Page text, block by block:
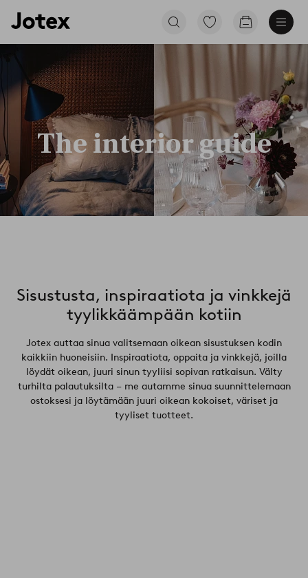
Jotex-
logo
–
aloitussivulle
Siirry
Siirry
The interior guide
Sisustusta, inspiraatiota ja vinkkejä
tyylikkäämpään kotiin
Jotex auttaa sinua valitsemaan oikean sisustuksen kodin
kaikkiin huoneisiin. Inspiraatiota, oppaita ja vinkkejä, joilla
löydät oikean, juuri sinun tyyliisi sopivan ratkaisun. Välty
turhilta palautuksilta – me autamme sinua suunnittelemaan
ostoksesi ja löytämään juuri oikean kokoiset, väriset ja
tyyliset tuotteet.